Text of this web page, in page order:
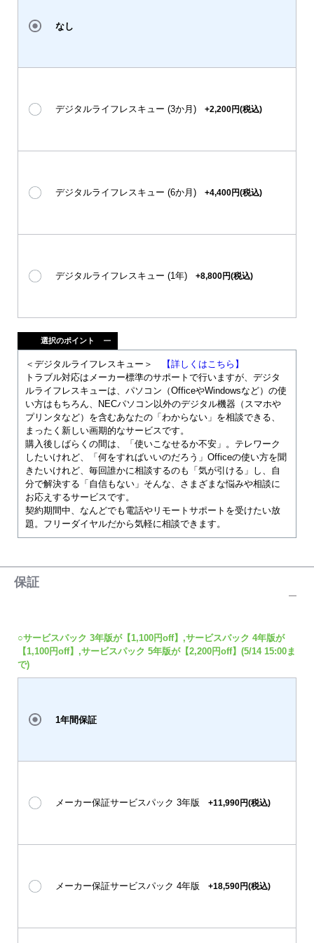
なし
デジタルライフレスキュー (3か月) +2,200円(税込)
デジタルライフレスキュー (6か月) +4,400円(税込)
デジタルライフレスキュー (1年) +8,800円(税込)
選択のポイント
＜デジタルライフレスキュー＞
【詳しくはこちら】
トラブル対応はメーカー標準のサポートで行いますが、デジタ
ルライフレスキューは、パソコン（OfficeやWindowsなど）の使
い方はもちろん、NECパソコン以外のデジタル機器（スマホや
プリンタなど）を含むあなたの「わからない」を相談できる、
まったく新しい画期的なサービスです。
購入後しばらくの間は、「使いこなせるか不安」。テレワーク
したいけれど、「何をすればいいのだろう」Officeの使い方を聞
きたいけれど、毎回誰かに相談するのも「気が引ける」し、自
分で解決する「自信もない」そんな、さまざまな悩みや相談に
お応えするサービスです。
契約期間中、なんどでも電話やリモートサポートを受けたい放
題。フリーダイヤルだから気軽に相談できます。
保証
○サービスパック 3年版が【1,100円off】,サービスパック 4年版が
【1,100円off】,サービスパック 5年版が【2,200円off】(5/14 15:00ま
で)
1年間保証
メーカー保証サービスパック 3年版 +11,990円(税込)
メーカー保証サービスパック 4年版 +18,590円(税込)